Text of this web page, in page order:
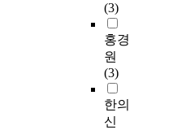
(3)
홍경
원
(3)
한의
신